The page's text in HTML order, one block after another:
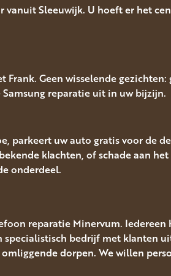
vanuit Sleeuwijk. U hoeft er het
Geen wisselende gezichten:
reparatie uit in uw bijzijn.
parkeert uw auto gratis voor de
klachten, of schade aan
onderdeel.
reparatie Minervum. Iedereen
bedrijf met klanten
dorpen. We willen